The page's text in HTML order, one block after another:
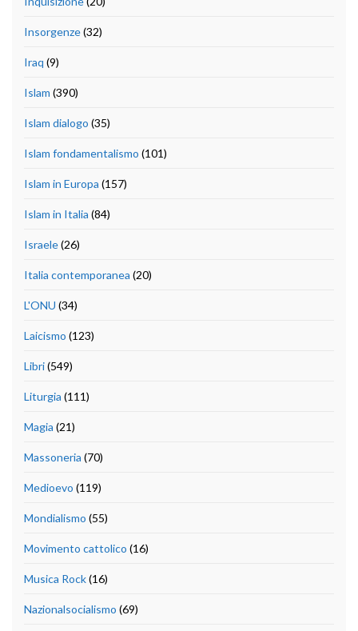
Insorgenze(32)
Iraq (9)
Islam (390)
Islam dialogo (35)
Islam fondamentalismo (101)
Islam in Europa (157)
Islam in Italia (84)
Israele(26)
Italia contemporanea (20)
L'ONU (34)
Laicismo (123)
Libri(549)
Liturgia (111)
Magia (21)
Massoneria (70)
Medioevo (119)
Mondialismo (55)
Movimento cattolico (16)
Musica Rock(16)
Nazionalsocialismo (69)